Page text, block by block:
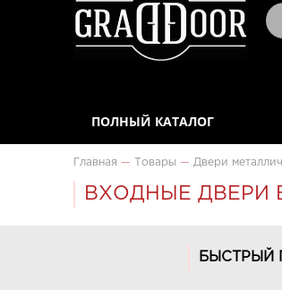
ПОЛНЫЙ КАТАЛОГ
Главная — Товары — Двери
ВХОДНЫЕ ДВЕРИ
БЫСТРЫЙ